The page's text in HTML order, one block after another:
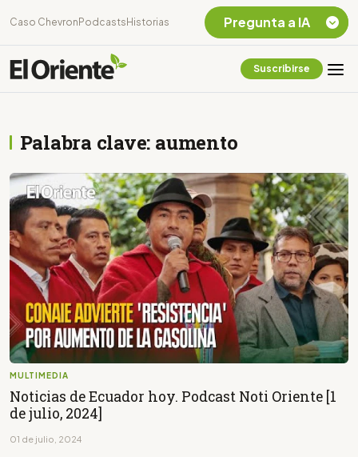
Caso Chevron Podcasts Historias
Suscribirse
Palabra clave: aumento
MULTIMEDIA
Noticias de Ecuador hoy. Podcast Noti Oriente [1
de julio, 2024]
01 de julio, 2024
Pregunta a IA
Amazonia Ecuatoriana
¿En que consiste la
tasa minera que rige en
Ecuador?